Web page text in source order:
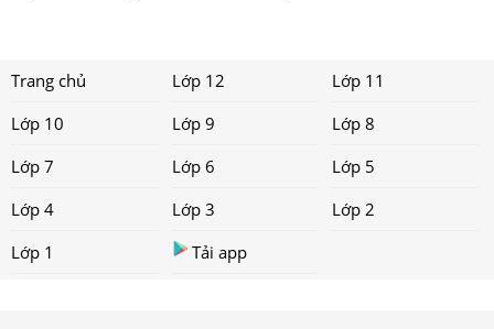
Trang chủ Lớp 12
Lớp 11
Lớp 10
Lớp 9
Lớp 8
Lớp 7
Lớp 6
Lớp 5
Lớp 4
Lớp 3
Lớp 2
Lớp 1
Tải app